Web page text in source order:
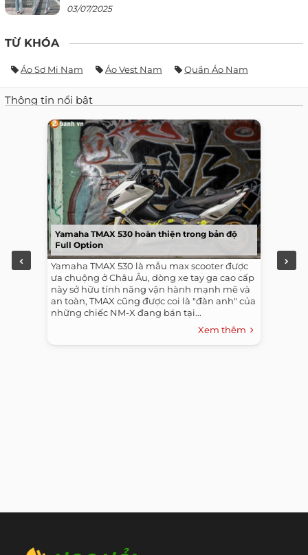
03/07/2025
TỪ KHÓA
Áo Sơ Mi Nam Áo Vest Nam Quần Áo Nam
Thông tin nổi bật
Yamaha TMAX 530 hoàn thiện trong bản độ
Full Option
Yamaha TMAX 530 là mẫu max scooter được
ưa chuộng ở Châu Âu, dòng xe tay ga cao cấp
này sở hữu tính năng vận hành mạnh mẽ và
an toàn, TMAX cũng được coi là "đàn anh" của
những chiếc NM-X đang bán tại...
Xem thêm